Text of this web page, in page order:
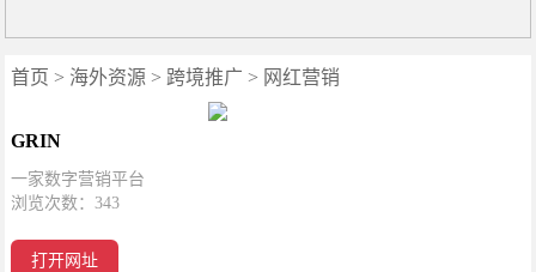
首页 > 海外资源 > 跨境推广 > 网红营销
GRIN
一家数字营销平台
浏览次数：343
打开网址